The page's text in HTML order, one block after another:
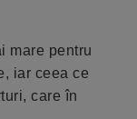
mare pentru
iar ceea ce
care în